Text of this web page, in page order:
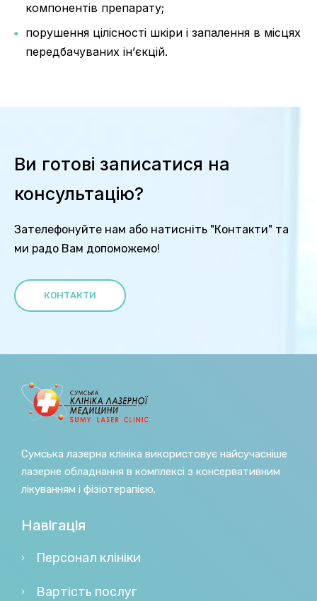
компонентів препарату;
порушення цілісності шкіри і запалення в місцях
передбачуваних ін’єкцій.
Ви готові записатися на
консультацію?
Зателефонуйте нам або натисніть "Контакти" та
ми радо Вам допоможемо!
КОНТАКТИ
Сумська лазерна клініка використовує найсучасніше
лазерне обладнання в комплексі з консервативним
лікуванням і фізіотерапією.
Навігація
Персонал клініки
Вартість послуг